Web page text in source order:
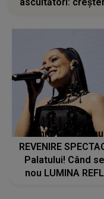
Tania
REVENIRE
Palatului! Când
nou LUMINA